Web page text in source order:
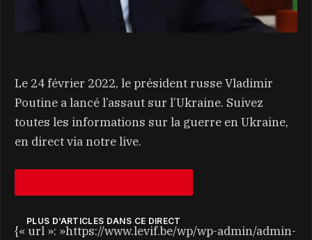
Le 24 février 2022, le président russe Vladimir
Poutine a lancé l’assaut sur l’Ukraine. Suivez
toutes les informations sur la guerre en Ukraine,
en direct via notre live.
PLUS D’ARTICLES DANS CE DIRECT
{« url »: »https://www.levif.be/wp/wp-admin/admin-